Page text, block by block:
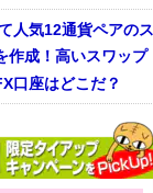
人気12通貨ペアのス
作成！高いスワップ
口座はどこだ？